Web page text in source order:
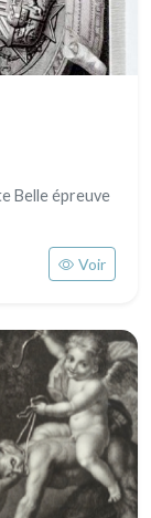
Belle épreuve
Voir